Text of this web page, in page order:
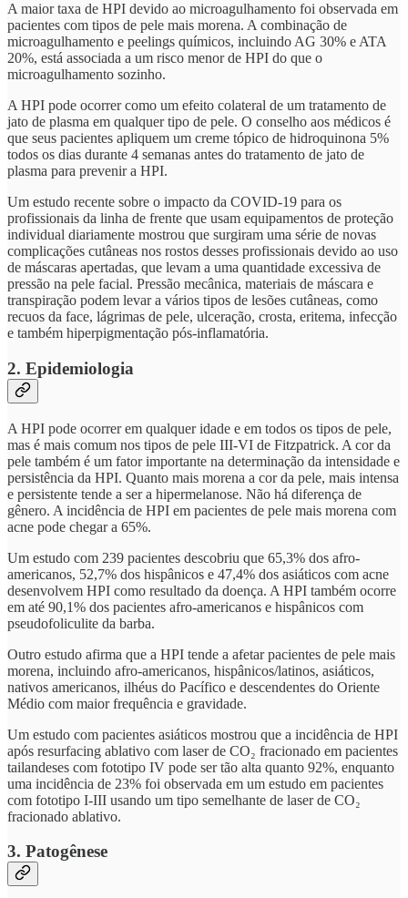
A maior taxa de HPI devido ao microagulhamento foi observada em
pacientes com tipos de pele mais morena. A combinação de
microagulhamento e peelings químicos, incluindo AG 30% e ATA
20%, está associada a um risco menor de HPI do que o
microagulhamento sozinho.
A HPI pode ocorrer como um efeito colateral de um tratamento de
jato de plasma em qualquer tipo de pele. O conselho aos médicos é
que seus pacientes apliquem um creme tópico de hidroquinona 5%
todos os dias durante 4 semanas antes do tratamento de jato de
plasma para prevenir a HPI.
Um estudo recente sobre o impacto da COVID-19 para os
profissionais da linha de frente que usam equipamentos de proteção
individual diariamente mostrou que surgiram uma série de novas
complicações cutâneas nos rostos desses profissionais devido ao uso
de máscaras apertadas, que levam a uma quantidade excessiva de
pressão na pele facial. Pressão mecânica, materiais de máscara e
transpiração podem levar a vários tipos de lesões cutâneas, como
recuos da face, lágrimas de pele, ulceração, crosta, eritema, infecção
e também hiperpigmentação pós-inflamatória.
2. Epidemiologia
A HPI pode ocorrer em qualquer idade e em todos os tipos de pele,
mas é mais comum nos tipos de pele III-VI de Fitzpatrick. A cor da
pele também é um fator importante na determinação da intensidade e
persistência da HPI. Quanto mais morena a cor da pele, mais intensa
e persistente tende a ser a hipermelanose. Não há diferença de
gênero. A incidência de HPI em pacientes de pele mais morena com
acne pode chegar a 65%.
Um estudo com 239 pacientes descobriu que 65,3% dos afro-
americanos, 52,7% dos hispânicos e 47,4% dos asiáticos com acne
desenvolvem HPI como resultado da doença. A HPI também ocorre
em até 90,1% dos pacientes afro-americanos e hispânicos com
pseudofoliculite da barba.
Outro estudo afirma que a HPI tende a afetar pacientes de pele mais
morena, incluindo afro-americanos, hispânicos/latinos, asiáticos,
nativos americanos, ilhéus do Pacífico e descendentes do Oriente
Médio com maior frequência e gravidade.
Um estudo com pacientes asiáticos mostrou que a incidência de HPI
após resurfacing ablativo com laser de CO₂ fracionado em pacientes
tailandeses com fototipo IV pode ser tão alta quanto 92%, enquanto
uma incidência de 23% foi observada em um estudo em pacientes
com fototipo I-III usando um tipo semelhante de laser de CO₂
fracionado ablativo.
3. Patogênese